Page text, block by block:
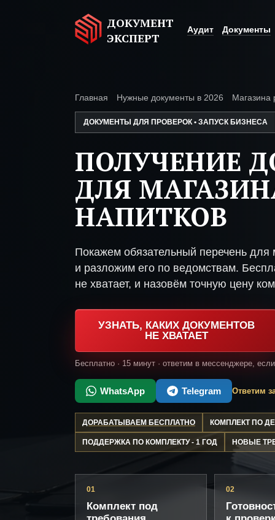
ДОКУМЕНТ
ЭКСПЕРТ
Аудит Документы
Главная Нужные документы в 2026 Магазина
ДОКУМЕНТЫ ДЛЯ ПРОВЕРОК • ЗАПУСК БИЗНЕСА
ПОЛУЧЕНИЕ
ДЛЯ
НАПИТКОВ
Покажем обязательный перечень для
и разложим его по ведомствам.
не хватает, и назовём точную цену
УЗНАТЬ, КАКИХ ДОКУМЕНТОВ
НЕ ХВАТАЕТ
Бесплатно · 15 минут · ответим в мессенджере,
WhatsApp Telegram Ответим
ДОРАБАТЫВАЕМ БЕСПЛАТНО КОМПЛЕКТ ПО
ПОДДЕРЖКА ПО КОМПЛЕКТУ - 1 ГОД НОВЫЕ
01
Комплект под
02